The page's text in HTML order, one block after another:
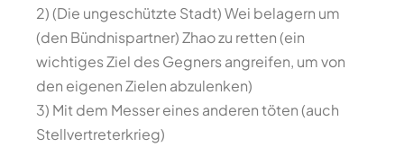
2) (Die ungeschützte Stadt) Wei belagern um
(den Bündnispartner) Zhao zu retten (ein
wichtiges Ziel des Gegners angreifen, um von
den eigenen Zielen abzulenken)
3) Mit dem Messer eines anderen töten (auch
Stellvertreterkrieg)